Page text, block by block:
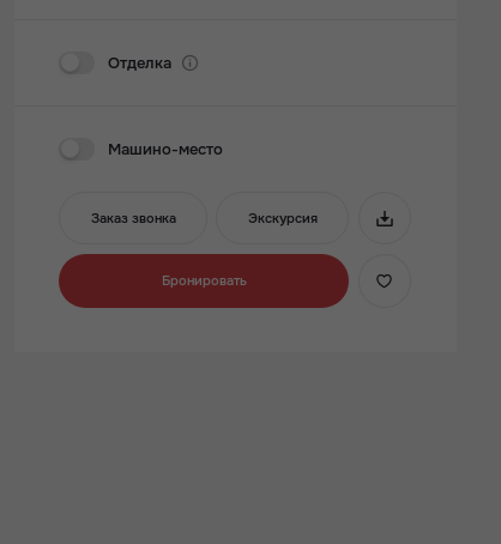
Отделка
Машино-место
Заказ звонка Экскурсия
Бронировать